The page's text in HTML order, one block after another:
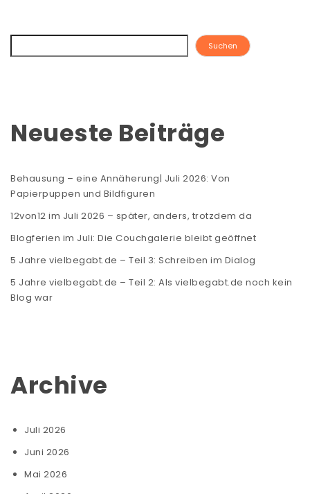
Suchen
Neueste Beiträge
Behausung – eine Annäherung| Juli 2026: Von
Papierpuppen und Bildfiguren
12von12 im Juli 2026 – später, anders, trotzdem da
Blogferien im Juli: Die Couchgalerie bleibt geöffnet
5 Jahre vielbegabt.de – Teil 3: Schreiben im Dialog
5 Jahre vielbegabt.de – Teil 2: Als vielbegabt.de noch kein
Blog war
Archive
Juli 2026
Juni 2026
Mai 2026